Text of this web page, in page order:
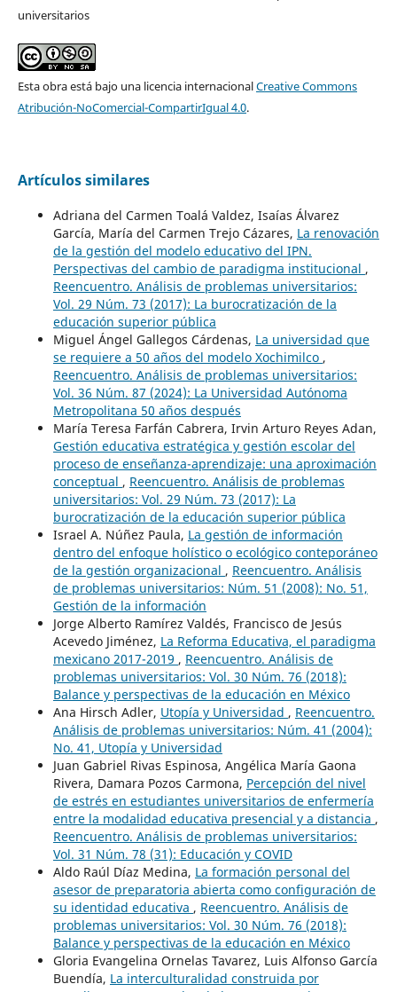
universitarios
Esta obra está bajo una licencia internacionalCreative Commons
Atribución-NoComercial-CompartirIgual 4.0.
Artículos similares
Adriana del Carmen Toalá Valdez, Isaías Álvarez
García, María del Carmen Trejo Cázares, La renovación
de la gestión del modelo educativo del IPN.
Perspectivas del cambio de paradigma institucional ,
Reencuentro. Análisis de problemas universitarios:
Vol. 29 Núm. 73 (2017): La burocratización de la
educación superior pública
Miguel Ángel Gallegos Cárdenas, La universidad que
se requiere a 50 años del modelo Xochimilco ,
Reencuentro. Análisis de problemas universitarios:
Vol. 36 Núm. 87 (2024): La Universidad Autónoma
Metropolitana 50 años después
María Teresa Farfán Cabrera, Irvin Arturo Reyes Adan,
Gestión educativa estratégica y gestión escolar del
proceso de enseñanza-aprendizaje: una aproximación
conceptual , Reencuentro. Análisis de problemas
universitarios: Vol. 29 Núm. 73 (2017): La
burocratización de la educación superior pública
Israel A. Núñez Paula, La gestión de información
dentro del enfoque holístico o ecológico conteporáneo
de la gestión organizacional , Reencuentro. Análisis
de problemas universitarios: Núm. 51 (2008): No. 51,
Gestión de la información
Jorge Alberto Ramírez Valdés, Francisco de Jesús
Acevedo Jiménez, La Reforma Educativa, el paradigma
mexicano 2017-2019 , Reencuentro. Análisis de
problemas universitarios: Vol. 30 Núm. 76 (2018):
Balance y perspectivas de la educación en México
Ana Hirsch Adler, Utopía y Universidad , Reencuentro.
Análisis de problemas universitarios: Núm. 41 (2004):
No. 41, Utopía y Universidad
Juan Gabriel Rivas Espinosa, Angélica María Gaona
Rivera, Damara Pozos Carmona, Percepción del nivel
de estrés en estudiantes universitarios de enfermería
entre la modalidad educativa presencial y a distancia ,
Reencuentro. Análisis de problemas universitarios:
Vol. 31 Núm. 78 (31): Educación y COVID
Aldo Raúl Díaz Medina, La formación personal del
asesor de preparatoria abierta como configuración de
su identidad educativa , Reencuentro. Análisis de
problemas universitarios: Vol. 30 Núm. 76 (2018):
Balance y perspectivas de la educación en México
Gloria Evangelina Ornelas Tavarez, Luis Alfonso García
Buendía, La interculturalidad construida por